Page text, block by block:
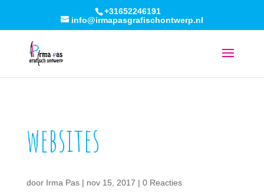
+31652246191
info@irmapasgrafischontwerp.nl
websites
door Irma Pas| nov 15, 2017 | 0 Reacties